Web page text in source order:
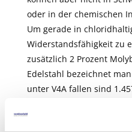
oder in der chemischen
Um gerade in
Widerstandsfähigkeit zu
zusätzlich 2 Prozent
Edelstahl bezeichnet
unter V4A fallen sind
Zu unseren